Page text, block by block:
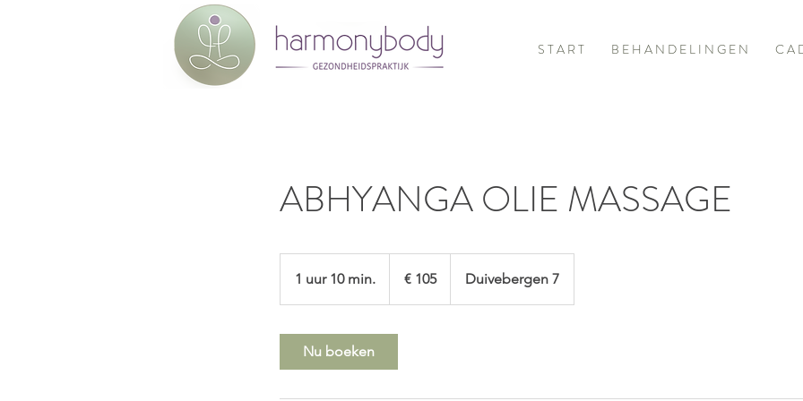
S T A R T B E H A N D E L I N G E N C A
ABHYANGA OLIE MASSAGE
1 uur 10 min.
u
€ 105 Duivebergen 7
Nu boeken